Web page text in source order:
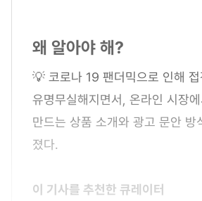
왜 알아야 해?
💡 코로나 19 팬더믹으로 인해 접
유명무실해지면서, 온라인 시장에
만드는 상품 소개와 광고 문안 방
졌다.
이 기사를 추천한 큐레이터